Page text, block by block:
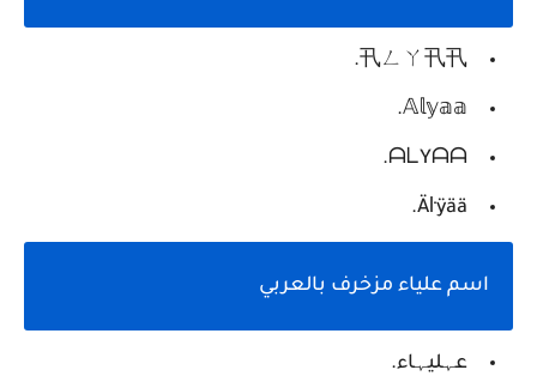
卂ㄥㄚ卂卂.
𝔸𝕝𝕪𝕒𝕒.
ᗩᒪYᗩᗩ.
Äŀÿää.
اسم علياء مزخرف بالعربي
عہليہاء.